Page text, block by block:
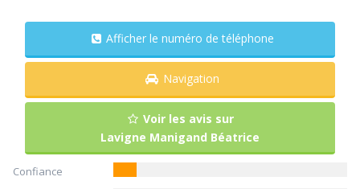
Afficher le numéro de téléphone
Navigation
Voir les avis sur
Lavigne Manigand Béatrice
Confiance